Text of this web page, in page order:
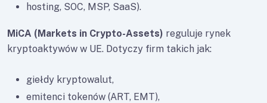
hosting, SOC, MSP, SaaS).
MiCA (Markets in Crypto-Assets) reguluje rynek
kryptoaktywów w UE. Dotyczy firm takich jak:
giełdy kryptowalut,
emitenci tokenów (ART, EMT),